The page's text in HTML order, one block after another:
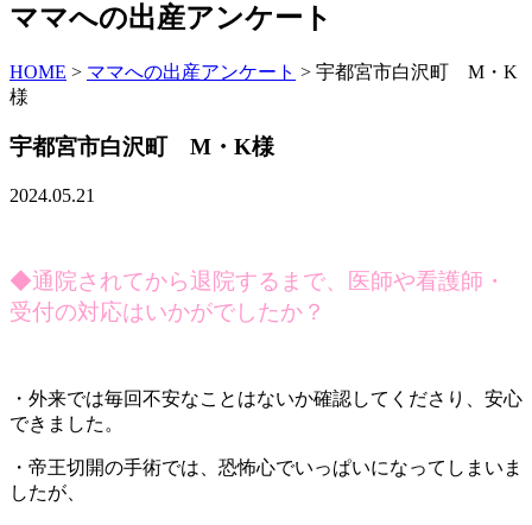
ママへの出産アンケート
HOME > ママへの出産アンケート > 宇都宮市白沢町 M・K
様
宇都宮市白沢町 M・K様
2024.05.21
◆通院されてから退院するまで、医師や看護師・
受付の対応はいかがでしたか？
・外来では毎回不安なことはないか確認してくださり、安心
できました。
・帝王切開の手術では、恐怖心でいっぱいになってしまいま
したが、